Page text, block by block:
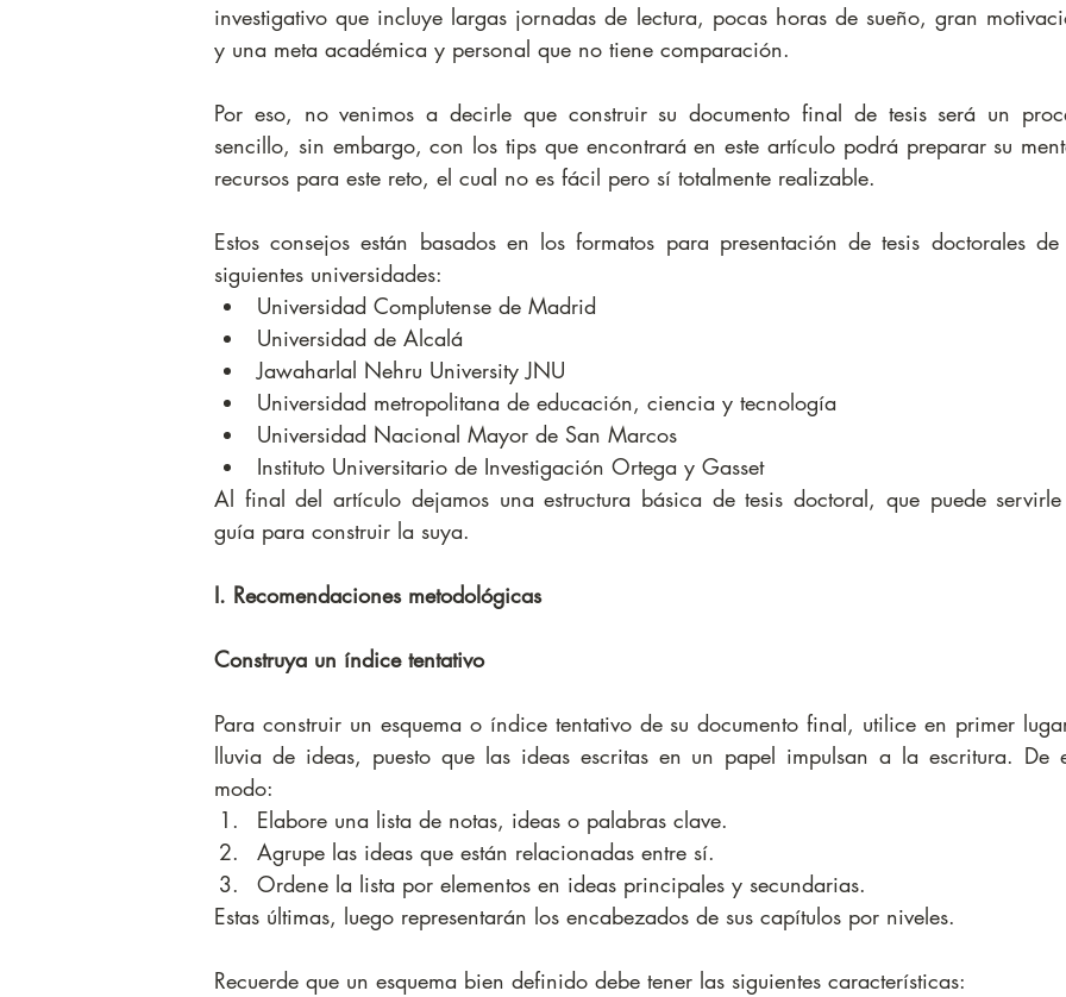
investigativo que incluye largas jornadas de lectura, pocas horas de sueño, gran
y una meta académica y personal que no tiene comparación.
Por eso, no venimos a decirle que construir su documento final de tesis será un
sencillo, sin embargo, con los tips que encontrará en este artículo podrá preparar su
recursos para este reto, el cual no es fácil pero sí totalmente realizable.
Estos consejos están basados en los formatos para presentación de tesis doctorales
siguientes universidades:
Universidad Complutense de Madrid
Universidad de Alcalá
Jawaharlal Nehru University JNU
Universidad metropolitana de educación, ciencia y tecnología
Universidad Nacional Mayor de San Marcos
Instituto Universitario de Investigación Ortega y Gasset
Al final del artículo dejamos una estructura básica de tesis doctoral, que puede
guía para construir la suya.
I. Recomendaciones metodológicas
Construya un índice tentativo
Para construir un esquema o índice tentativo de su documento final, utilice en primer
lluvia de ideas, puesto que las ideas escritas en un papel impulsan a la escritura. De
modo:
Elabore una lista de notas, ideas o palabras clave.
Agrupe las ideas que están relacionadas entre sí.
Ordene la lista por elementos en ideas principales y secundarias.
Estas últimas, luego representarán los encabezados de sus capítulos por niveles.
Recuerde que un esquema bien definido debe tener las siguientes características: